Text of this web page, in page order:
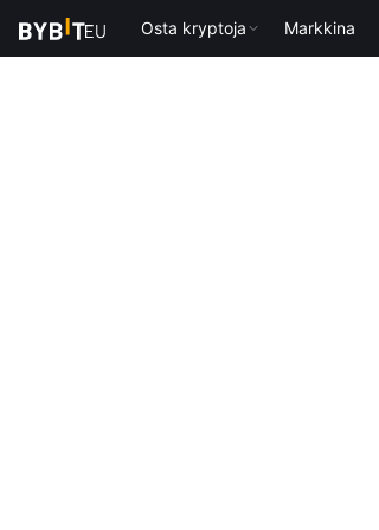
Osta kryptoja Markkina